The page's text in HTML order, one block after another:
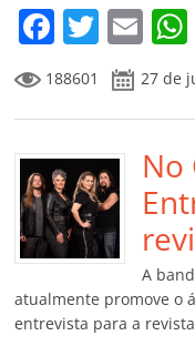
F
a
c
e
b
o
o
k
T
w
itt
er
E
m
ai
l
188601 27 de
No
A
atualmente promove o
entrevista para a